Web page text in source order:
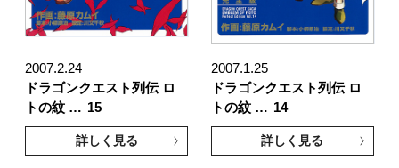
2007.2.24
ドラゴンクエスト列伝 ロ
トの紋 … 15
詳しく見る
2007.1.25
ドラゴンクエスト列伝 ロ
トの紋 … 14
詳しく見る